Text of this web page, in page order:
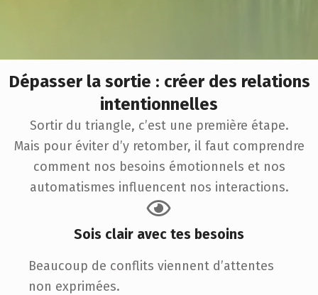
Dépasser la sortie : créer des relations
intentionnelles
Sortir du triangle, c’est une première étape.
Mais pour éviter d’y retomber, il faut comprendre
comment nos besoins émotionnels et nos
automatismes influencent nos interactions.
Sois clair avec tes besoins
Beaucoup de conflits viennent d’attentes
non exprimées.